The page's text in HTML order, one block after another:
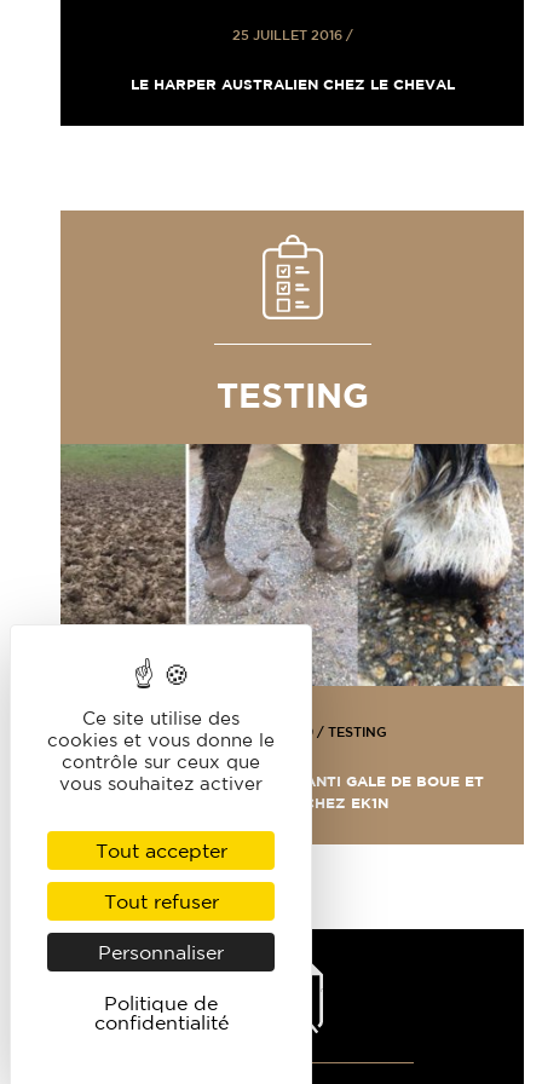
25 JUILLET 2016/
LE HARPER AUSTRALIEN CHEZ LE CHEVAL
TESTING
29 JANVIER 2019 / TESTING
ON A TESTÉ : L’ONGUENT ANTI GALE DE BOUE ET
CREVASSE DE CHEZ EK1N
Ce site utilise des
cookies et vous donne le
contrôle sur ceux que
vous souhaitez activer
Tout accepter
Tout refuser
Personnaliser
Politique de
confidentialité